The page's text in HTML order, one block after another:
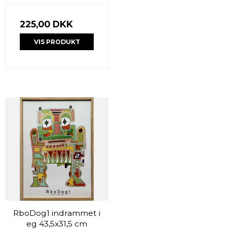
225,00 DKK
VIS PRODUKT
RboDog1 indrammet i
eg 43,5x31,5 cm